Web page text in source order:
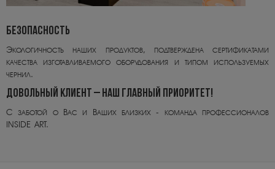
БЕЗОПАСНОСТЬ
Экологичность наших продуктов, подтверждена сертификатами
качества изготавливаемого оборудования и типом используемых
чернил.
ДОВОЛЬНЫЙ КЛИЕНТ – НАШ ГЛАВНЫЙ ПРИОРИТЕТ!
С заботой о Вас и Ваших близких - команда профессионалов
INSIDE ART.